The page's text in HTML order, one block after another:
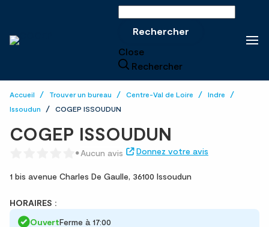
Rechercher
Close
Rechercher
Accueil Trouver un bureau Centre-Val de Loire
Indre
Issoudun
COGEP ISSOUDUN
COGEP ISSOUDUN
Aucun avis Donnez votre avis
1 bis avenue Charles De Gaulle, 36100 Issoudun
HORAIRES :
OuvertFerme à 17:00